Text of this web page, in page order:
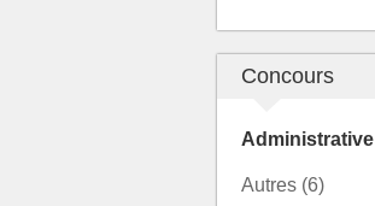
Concours
Administrative
Autres (6)